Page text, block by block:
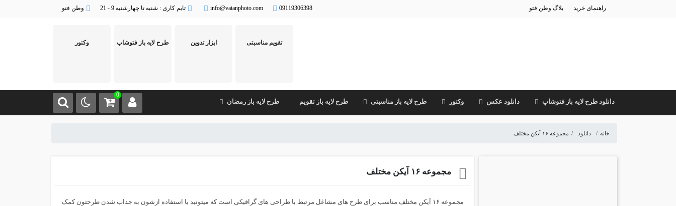
راهنمای خرید بلاگ وطن فتو 09119306398
info@vatanphoto.com تایم کاری : شنبه تا چهارشنبه 9 - 21 وطن فتو
وکتور طرح لایه باز فتوشاپ ابزار تدوین تقویم مناسبتی
دانلود طرح لایه باز فتوشاپ دانلود عکس وکتور طرح لایه باز مناسبتی طرح لایه باز تقویم طرح لایه باز رمضان
0
خانه / دانلود / مجموعه ۱۶ آیکن مختلف
مجموعه ۱۶ آیکن مختلف
مجموعه ۱۶ آیکن مختلف مناسب برای طرح های مشاغل مرتبط با طراحی های گرافیکی است که میتونید با استفاده ازشون به جذاب شدن طرحتون کمک